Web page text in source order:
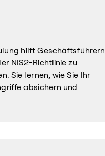
hilft Geschäftsführern
NIS2-Richtlinie zu
Sie lernen, wie Sie Ihr
absichern und